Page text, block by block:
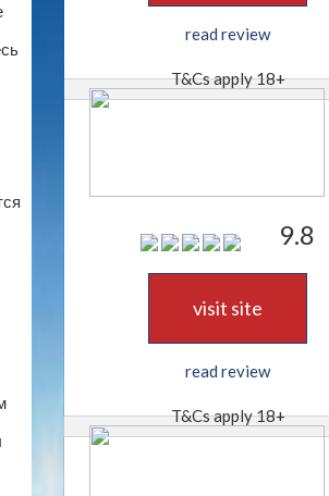
read review
T&Cs apply 18+
9.8
visit site
read review
T&Cs apply 18+